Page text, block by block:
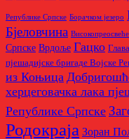
Републике Српске Борачком језеро
Бјеловчина
Српске Врдоље Гацко
пјешадијске бригаде Војске
из Коњица
херцеговачка лака
Републике Српске
Родoкраја Зоран